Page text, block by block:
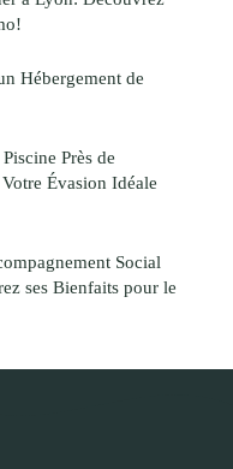
Hébergement de
Près de
Évasion Idéale
Social
ses Bienfaits pour le